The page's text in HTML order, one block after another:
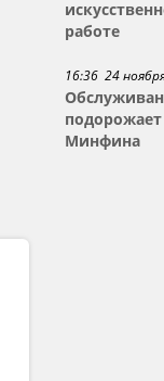
работе
16:36 24
Минфина